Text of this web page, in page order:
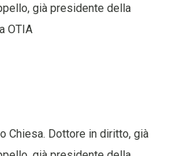
già presidente della
OTIA
Chiesa. Dottore in diritto, già